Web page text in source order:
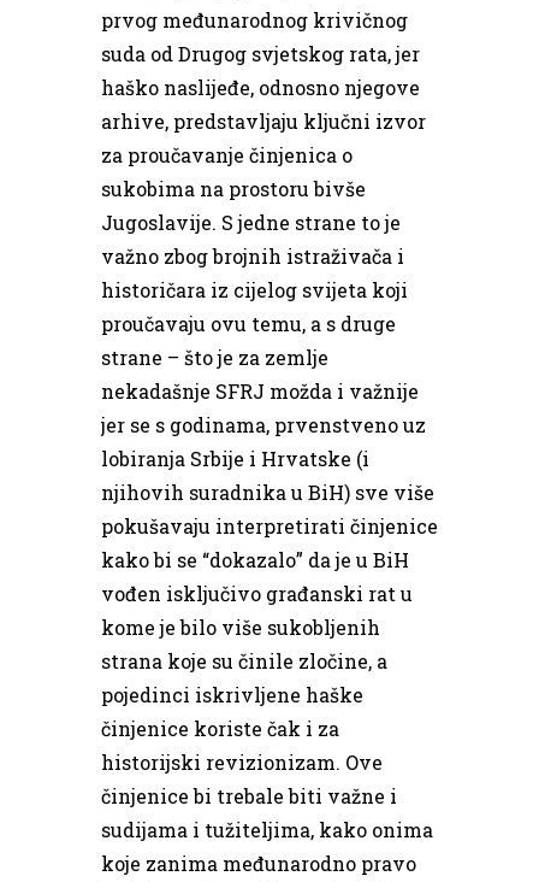
prvog međunarodnog krivičnog
suda od Drugog svjetskog rata, jer
haško naslijeđe, odnosno njegove
arhive, predstavljaju ključni izvor
za proučavanje činjenica o
sukobima na prostoru bivše
Jugoslavije. S jedne strane to je
važno zbog brojnih istraživača i
historičara iz cijelog svijeta koji
proučavaju ovu temu, a s druge
strane – što je za zemlje
nekadašnje SFRJ možda i važnije
jer se s godinama, prvenstveno uz
lobiranja Srbije i Hrvatske (i
njihovih suradnika u BiH) sve više
pokušavaju interpretirati činjenice
kako bi se “dokazalo” da je u BiH
vođen isključivo građanski rat u
kome je bilo više sukobljenih
strana koje su činile zločine, a
pojedinci iskrivljene haške
činjenice koriste čak i za
historijski revizionizam. Ove
činjenice bi trebale biti važne i
sudijama i tužiteljima, kako onima
koje zanima međunarodno pravo